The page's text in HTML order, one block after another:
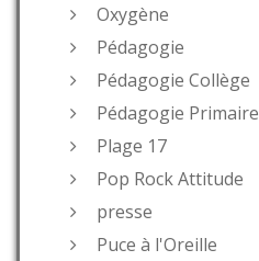
Oxygène
Pédagogie
Pédagogie Collège
Pédagogie Primaire
Plage 17
Pop Rock Attitude
presse
Puce à l'Oreille